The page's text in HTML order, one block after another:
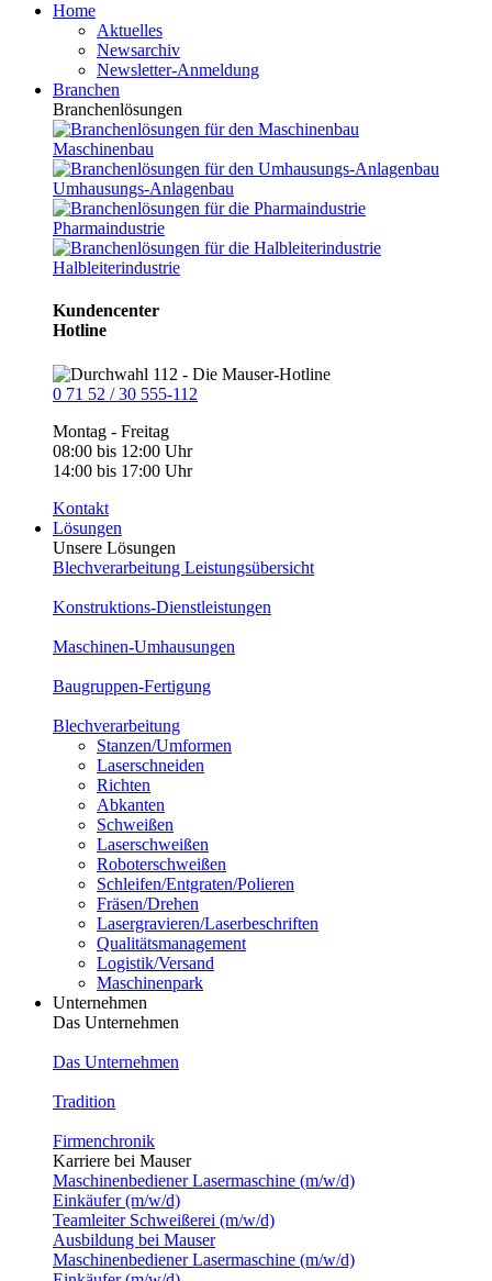
Home
Aktuelles
Newsarchiv
Newsletter-Anmeldung
Branchen
Branchenlösungen
Maschinenbau
Umhausungs-Anlagenbau
Pharmaindustrie
Halbleiterindustrie
Kundencenter
Hotline
0 71 52 / 30 555-112
Montag - Freitag
08:00 bis 12:00 Uhr
14:00 bis 17:00 Uhr
Kontakt
Lösungen
Unsere Lösungen
Blechverarbeitung Leistungsübersicht
Konstruktions-Dienstleistungen
Maschinen-Umhausungen
Baugruppen-Fertigung
Blechverarbeitung
Stanzen/Umformen
Laserschneiden
Richten
Abkanten
Schweißen
Laserschweißen
Roboterschweißen
Schleifen/Entgraten/Polieren
Fräsen/Drehen
Lasergravieren/Laserbeschriften
Qualitätsmanagement
Logistik/Versand
Maschinenpark
Unternehmen
Das Unternehmen
Das Unternehmen
Tradition
Firmenchronik
Karriere bei Mauser
Maschinenbediener Lasermaschine (m/w/d)
Einkäufer (m/w/d)
Teamleiter Schweißerei (m/w/d)
Ausbildung bei Mauser
Maschinenbediener Lasermaschine (m/w/d)